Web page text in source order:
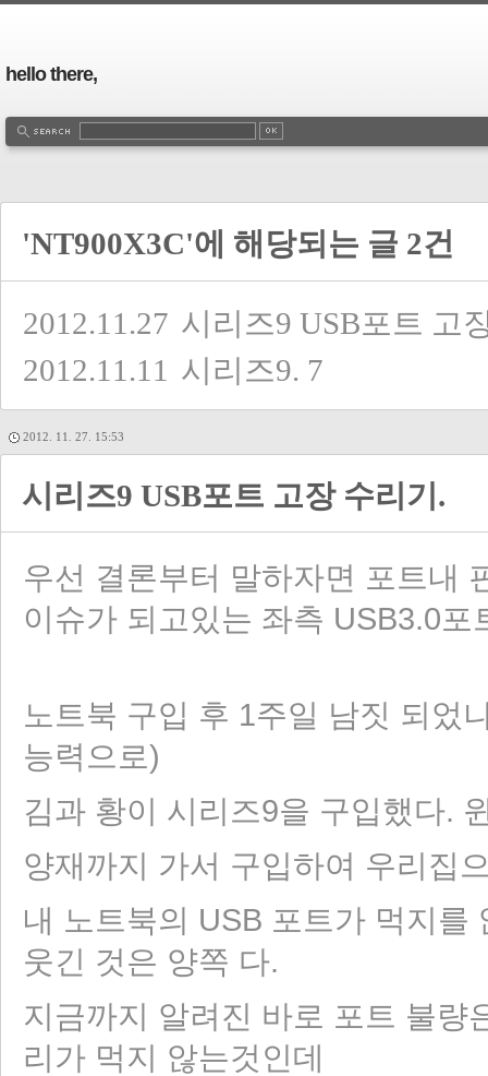
hello there,
'NT900X3C'에 해당되는 글 2건
2012.11.27 시리즈9 USB포트 고
2012.11.11 시리즈9. 7
2012. 11. 27. 15:53
시리즈9 USB포트 고장 수리기.
우선 결론부터 말하자면 포트내
이슈가 되고있는 좌측 USB3.0
노트북 구입 후 1주일 남짓 되었
능력으로)
김과 황이 시리즈9을 구입했다.
양재까지 가서 구입하여 우리집
내 노트북의 USB 포트가 먹지를
웃긴 것은 양쪽 다.
지금까지 알려진 바로 포트 불량
리가 먹지 않는것인데